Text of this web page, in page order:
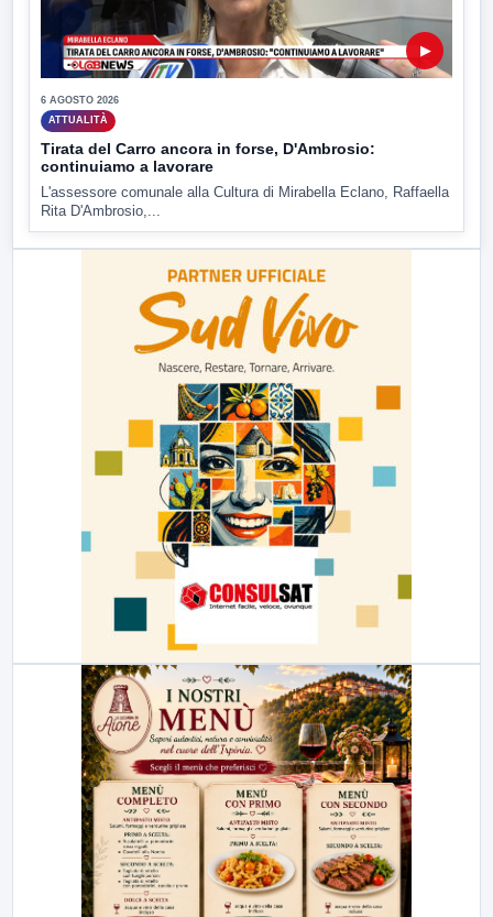
▶
6 AGOSTO 2026
ATTUALITÀ
Tirata del Carro ancora in forse, D'Ambrosio:
continuiamo a lavorare
L'assessore comunale alla Cultura di Mirabella Eclano, Raffaella
Rita D'Ambrosio,...